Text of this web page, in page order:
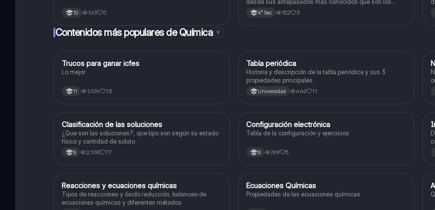
10 163 0
dinosaurios, explicando cómo surgio el vuelo, y como
evolucionaron las plumas, característica propia de las
4° Sec 152 3
Contenidos más populares de Química 9
Química
Trucos para ganar icfes
Lo mejor
11 1,074 13
Química
Tabla periódica
Historia y descripción de la tabla periódica y sus 3
propiedades principales
Universidad 466 11
Química
Clasificación de las soluciones
¿Que son las soluciones?, que tipo son según su estado
físico y cantidad de soluto
8 2,108 77
Química
Configuración electrónica
Tabla de la configuración y ejercicios
8 769 5
Química
Reacciones y ecuaciones químicas
Tipos de reacciones y óxido reducción, balanceo de
ecuaciones químicas y diferentes métodos
Química
Ecuaciones Químicas
Propiedades de las ecuaciones químicas